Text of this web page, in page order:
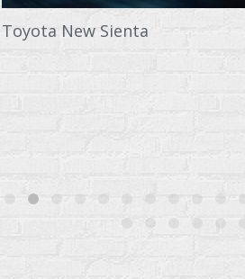
Toyota New Sienta